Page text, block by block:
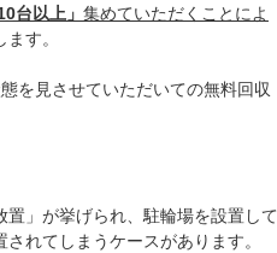
台以上」 集めていただくことによ
す。
を見させていただいての無料回収
」が挙げられ、駐輪場を設置して
れてしまうケースがあります。